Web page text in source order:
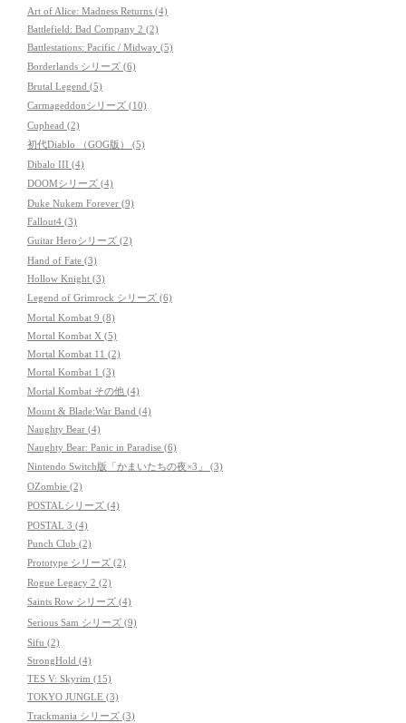
Art of Alice: Madness Returns (4)
Battlefield: Bad Company 2 (2)
Battlestations: Pacific / Midway (5)
Borderlands シリーズ (6)
Brutal Legend (5)
Carmageddonシリーズ (10)
Cuphead (2)
初代Diablo （GOG版） (5)
Dibalo III (4)
DOOMシリーズ (4)
Duke Nukem Forever (9)
Fallout4 (3)
Guitar Heroシリーズ (2)
Hand of Fate (3)
Hollow Knight (3)
Legend of Grimrock シリーズ (6)
Mortal Kombat 9 (8)
Mortal Kombat X (5)
Mortal Kombat 11 (2)
Mortal Kombat 1 (3)
Mortal Kombat その他 (4)
Mount & Blade:War Band (4)
Naughty Bear (4)
Naughty Bear: Panic in Paradise (6)
Nintendo Switch版「かまいたちの夜×3」 (3)
OZombie (2)
POSTALシリーズ (4)
POSTAL 3 (4)
Punch Club (2)
Prototype シリーズ (2)
Rogue Legacy 2 (2)
Saints Row シリーズ (4)
Serious Sam シリーズ (9)
Sifu (2)
StrongHold (4)
TES V: Skyrim (15)
TOKYO JUNGLE (3)
Trackmania シリーズ (3)